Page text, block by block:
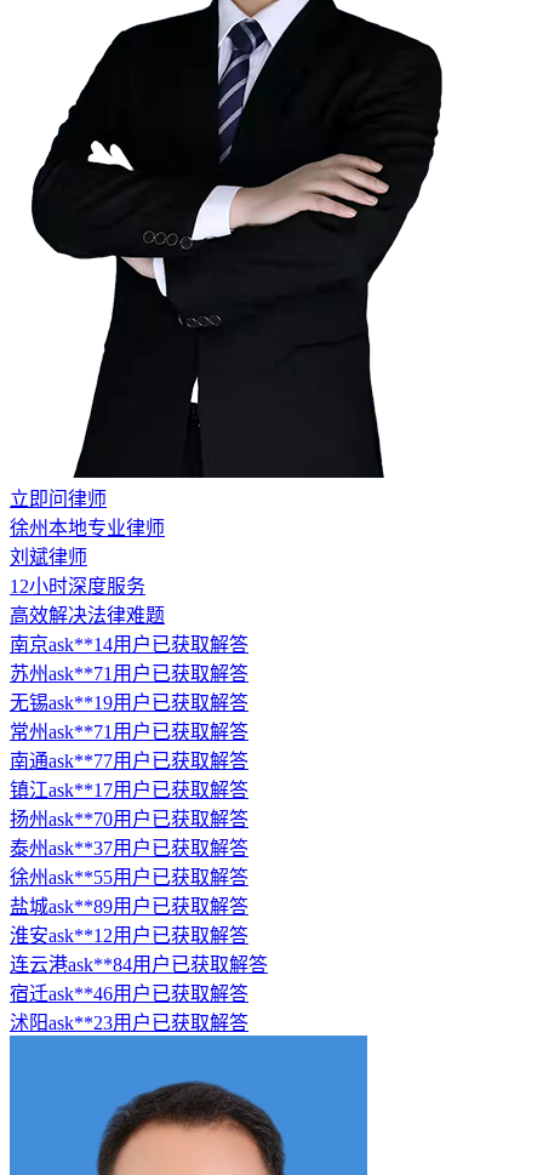
立即问律师
徐州本地专业律师
刘斌律师
12小时深度服务
高效解决法律难题
南京ask**14用户已获取解答
苏州ask**71用户已获取解答
无锡ask**19用户已获取解答
常州ask**71用户已获取解答
南通ask**77用户已获取解答
镇江ask**17用户已获取解答
扬州ask**70用户已获取解答
泰州ask**37用户已获取解答
徐州ask**55用户已获取解答
盐城ask**89用户已获取解答
淮安ask**12用户已获取解答
连云港ask**84用户已获取解答
宿迁ask**46用户已获取解答
沭阳ask**23用户已获取解答